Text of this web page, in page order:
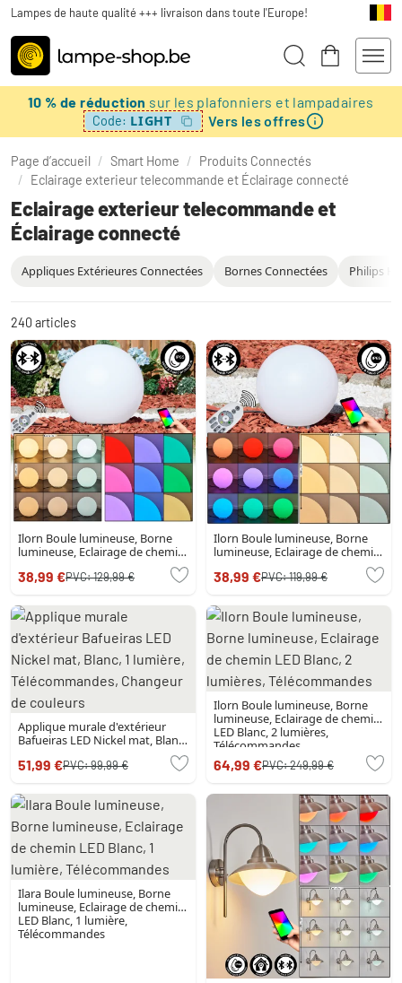
Lampes de haute qualité +++ livraison dans toute l'Europe!
10 % de réduction sur les plafonniers et lampadaires
Code: LIGHT Vers les offres
Page d’accueil / Smart Home / Produits Connectés
/ Eclairage exterieur telecommande et Éclairage connecté
Eclairage exterieur telecommande et
Éclairage connecté
Appliques Extérieures Connectées Bornes Connectées Philips
240articles
Ilorn Boule lumineuse, Borne
lumineuse, Eclairage de chemin
Télécommandes
38,99 €PVC:129,99 €
Ilorn Boule lumineuse, Borne
lumineuse, Eclairage de chemin
Télécommandes
38,99 €PVC:119,99 €
Applique murale d'extérieur
Bafueiras LED Nickel mat, Blanc,
Changeur de couleurs
51,99 €PVC:99,99 €
Ilorn Boule lumineuse, Borne
lumineuse, Eclairage de chemin
LED Blanc, 2 lumières,
Télécommandes
64,99 €PVC:249,99 €
Ilara Boule lumineuse, Borne
lumineuse, Eclairage de chemin
LED Blanc, 1 lumière,
Télécommandes